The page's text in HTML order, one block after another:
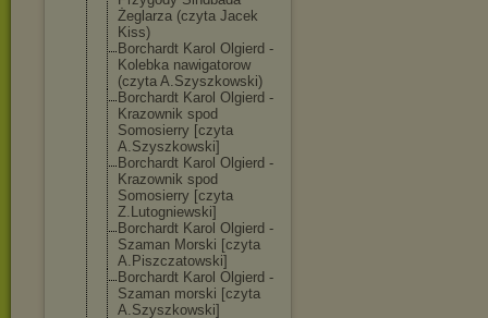
Żeglarza (czyta Jacek
Kiss)
Borchardt Karol Olgierd -
Kolebka nawigatorow
(czyta A.Szyszkowski)
Borchardt Karol Olgierd -
Krazownik spod
Somosierry [czyta
A.Szyszkowski]
Borchardt Karol Olgierd -
Krazownik spod
Somosierry [czyta
Z.Lutogniewski]
Borchardt Karol Olgierd -
Szaman Morski [czyta
A.Piszczatowski]
Borchardt Karol Olgierd -
Szaman morski [czyta
A.Szyszkowski]